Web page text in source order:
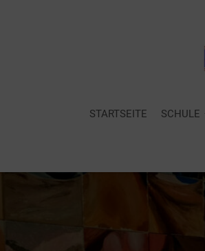
STARTSEITE SCHULE